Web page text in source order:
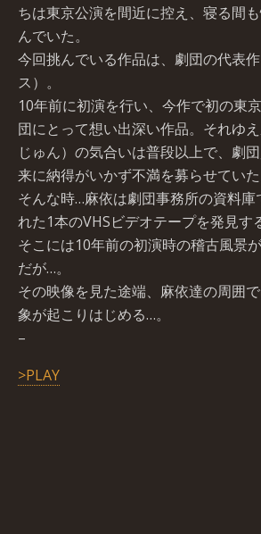
ちは東京公演を間近に控え、寝る間
んでいた。
今回挑んでいる作品は、劇団の代表
ス）。
10年前に初演を行い、今作で初の東
団にとって想い出深い作品。それゆ
じゅん）の気合いは普段以上で、劇
来に納得がいかず不満を募らせていた
そんな時…麻依は劇団事務所の資料庫
れた1本のVHSビデオテープを発見す
そこには10年前の初演時の稽古風景
だが…。
その映像を見た途端、麻依達の周囲
象が起こりはじめる…。
–
>PLAY